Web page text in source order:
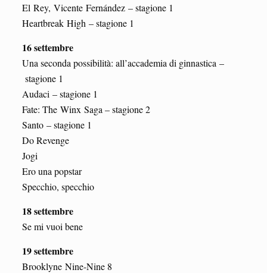
El Rey, Vicente Fernández – stagione 1
Heartbreak High – stagione 1
16 settembre
Una seconda possibilità: all’accademia di ginnastica –
stagione 1
Audaci – stagione 1
Fate: The Winx Saga – stagione 2
Santo – stagione 1
Do Revenge
Jogi
Ero una popstar
Specchio, specchio
18 settembre
Se mi vuoi bene
19 settembre
Brooklyne Nine-Nine 8